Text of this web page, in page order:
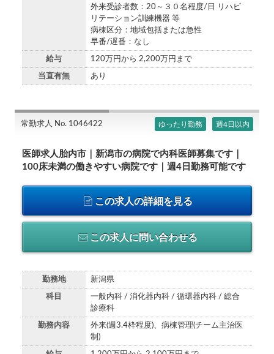
外来受診者数：20～３０名程度/日 リハビ
リテーション訓練機器 等
病棟区分：地域包括または急性
早番/遅番：なし
給与 120万円から 2,200万円まで
当直有無 あり
常勤求人 No. 1046422 ゆったり勤務 週4日以内
医師求人胎内市｜新潟市の病院で内科医師募集です｜
100床未満の働きやすい病院です｜週4日勤務可能です
この求人の詳細を見る
この求人に問い合わせる
勤務地 新潟県
科目
一般内科 / 消化器内科 / 循環器内科 / 総合
診療科
勤務内容
外来(週3.4枠程度)、病棟管理(チーム主治医
制)